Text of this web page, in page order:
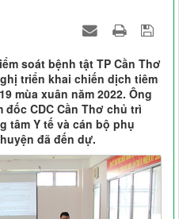
soát bệnh tật TP Cần Thơ
triển khai chiến dịch tiêm
mùa xuân năm 2022. Ông
đốc CDC Cần Thơ chủ trì
tâm Y tế và cán bộ phụ
đã đến dự.